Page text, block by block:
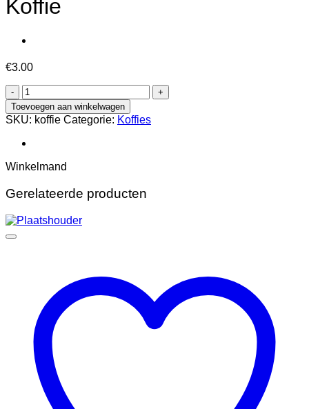
Koffie
€3.00
Koffie
aantal
Toevoegen aan winkelwagen
SKU: koffie Categorie: Koffies
Winkelmand
Gerelateerde producten